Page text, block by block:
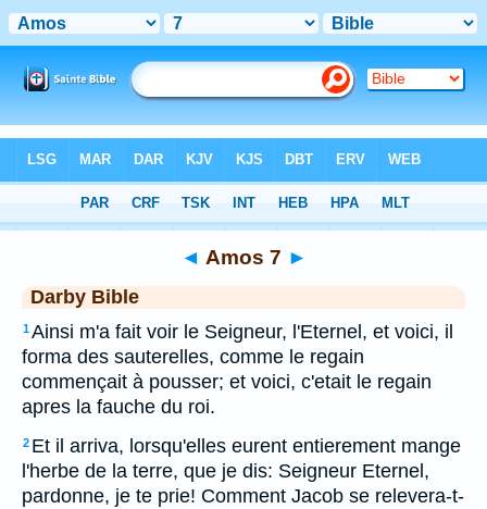
◄ Amos 7 ►
Darby Bible
1Ainsi m'a fait voir le Seigneur, l'Eternel, et voici, il
forma des sauterelles, comme le regain
commençait à pousser; et voici, c'etait le regain
apres la fauche du roi.
2 Et il arriva, lorsqu'elles eurent entierement mange
l'herbe de la terre, que je dis: Seigneur Eternel,
pardonne, je te prie! Comment Jacob se relevera-t-